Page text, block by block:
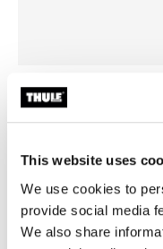
This website uses
We use cookies to
provide social media
We also share
Thule bike protector
protection vélo noir/gris
Toggle